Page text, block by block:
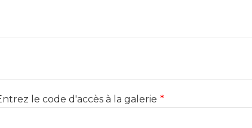
le code d'accès à la galerie *